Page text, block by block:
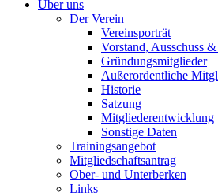
Über uns
Der Verein
Vereinsporträt
Vorstand, Ausschuss
Gründungsmitglieder
Außerordentliche
Historie
Satzung
Mitgliederentwicklung
Sonstige Daten
Trainingsangebot
Mitgliedschaftsantrag
Ober- und Unterberken
Links